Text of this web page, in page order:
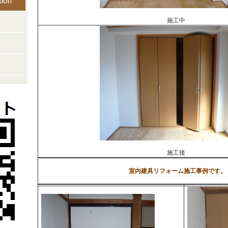
施工中
施工後
室内建具リフォーム施工事例です。